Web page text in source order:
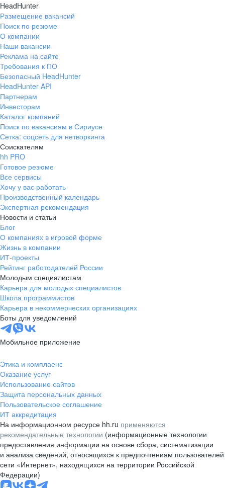
HeadHunter
Размещение вакансий
Поиск по резюме
О компании
Наши вакансии
Реклама на сайте
Требования к ПО
Безопасный HeadHunter
HeadHunter API
Партнерам
Инвесторам
Каталог компаний
Поиск по вакансиям в Сириусе
Сетка: соцсеть для нетворкинга
Соискателям
hh PRO
Готовое резюме
Все сервисы
Хочу у вас работать
Производственный календарь
Экспертная рекомендация
Новости и статьи
Блог
О компаниях в игровой форме
Жизнь в компании
ИТ-проекты
Рейтинг работодателей России
Молодым специалистам
Карьера для молодых специалистов
Школа программистов
Карьера в некоммерческих организациях
Боты для уведомлений
Мобильное приложение
Этика и комплаенс
Оказание услуг
Использование сайтов
Защита персональных данных
Пользовательское соглашение
ИТ аккредитация
На информационном ресурсе hh.ru применяются
рекомендательные технологии (информационные технологии
предоставления информации на основе сбора, систематизации
и анализа сведений, относящихся к предпочтениям пользователей
сети «Интернет», находящихся на территории Российской
Федерации)